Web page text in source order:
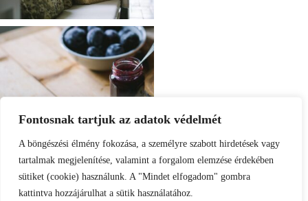
Fontosnak tartjuk az adatok védelmét
A böngészési élmény fokozása, a személyre szabott hirdetések vagy
tartalmak megjelenítése, valamint a forgalom elemzése érdekében
sütiket (cookie) használunk. A "Mindet elfogadom" gombra
kattintva hozzájárulhat a sütik használatához.